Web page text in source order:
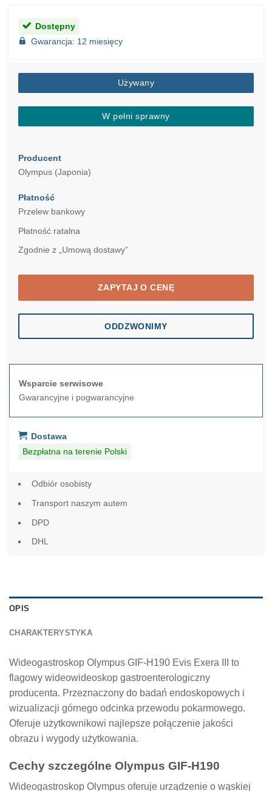
Dostępny
Gwarancja: 12 miesięcy
Używany
W pełni sprawny
Producent
Olympus (Japonia)
Płatność
Przelew bankowy
Płatność ratalna
Zgodnie z „Umową dostawy”
ZAPYTAJ O CENĘ
ODDZWONIMY
Wsparcie serwisowe
Gwarancyjne i pogwarancyjne
Dostawa
Bezpłatna na terenie Polski
Odbiór osobisty
Transport naszym autem
DPD
DHL
OPIS
CHARAKTERYSTYKA
Wideogastroskop Olympus GIF-H190 Evis Exera III to
flagowy wideowideoskop gastroenterologiczny
producenta. Przeznaczony do badań endoskopowych i
wizualizacji górnego odcinka przewodu pokarmowego.
Oferuje użytkownikowi najlepsze połączenie jakości
obrazu i wygody użytkowania.
Cechy szczególne Olympus GIF-H190
Wideogastroskop Olympus oferuje urządzenie o wąskiej